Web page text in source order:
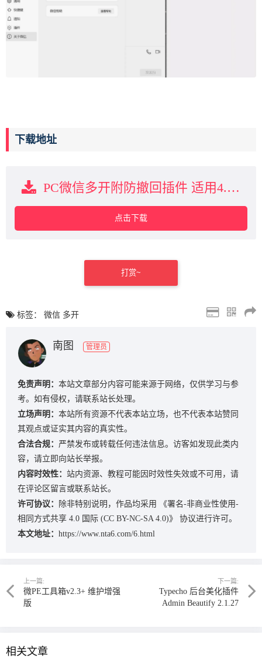
下载地址
PC微信多开附防撤回插件 适用4.1.8.29下载
点击下载
打赏~
标签： 微信 多开
南图 管理员
免责声明： 本站文章部分内容可能来源于网络，仅供学习与参
考。如有侵权，请联系站长处理。
立场声明： 本站所有资源不代表本站立场，也不代表本站赞同
其观点或证实其内容的真实性。
合法合规： 严禁发布或转载任何违法信息。访客如发现此类内
容，请立即向站长举报。
内容时效性： 站内资源、教程可能因时效性失效或不可用，请
在评论区留言或联系站长。
许可协议：
除非特别说明，作品均采用
《署名-非商业性使用-
相同方式共享 4.0 国际 (CC BY-NC-SA 4.0)》
协议进行许可。
本文地址： https://www.nta6.com/6.html
上一篇:
微PE工具箱v2.3+ 维护增强
版
下一篇:
Typecho 后台美化插件
Admin Beautify 2.1.27
相关文章